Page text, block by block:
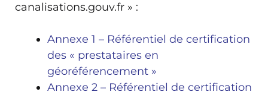
canalisations.gouv.fr » :
Annexe 1 – Référentiel de certification
des « prestataires en
géoréférencement »
Annexe 2 – Référentiel de certification